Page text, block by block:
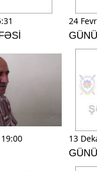
24
13